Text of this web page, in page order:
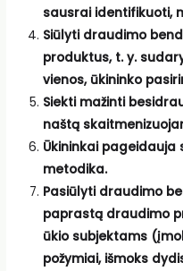
sausrai identifikuoti,
Siūlyti draudimo
produktus, t. y.
vienos, ūkininko
Siekti mažinti
naštą
Ūkininkai pageidauja
metodika.
Pasiūlyti draudimo
paprastą draudimo
ūkio subjektams
požymiai, išmoks